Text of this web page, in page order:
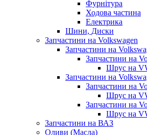
Фурнітура
Ходова частина
Електрика
Шини, Диски
Запчастини на Volkswagen
Запчастини на
Запчастини на
Шрус на
Запчастини на
Запчастини на
Шрус на
Запчастини на
Шрус на
Запчастини на ВАЗ
Оливи (Масла)